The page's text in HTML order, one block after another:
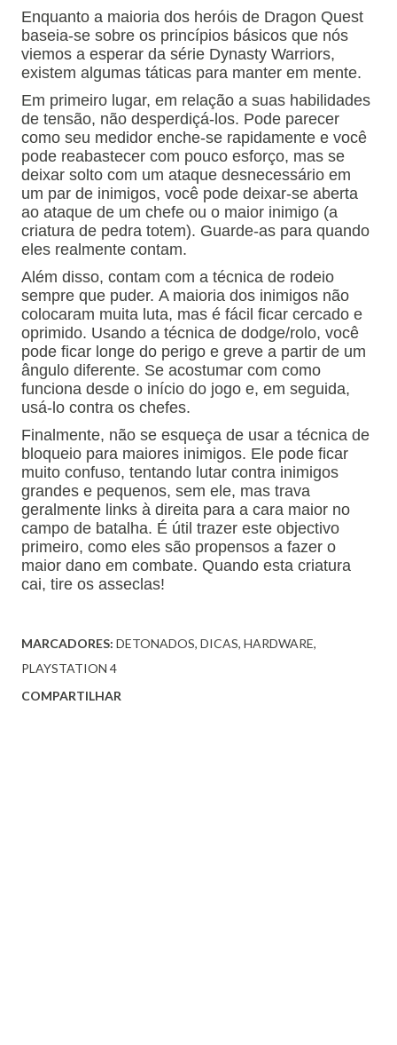
Enquanto a maioria dos heróis de Dragon Quest
baseia-se sobre os princípios básicos que nós
viemos a esperar da série Dynasty Warriors,
existem algumas táticas para manter em mente.
Em primeiro lugar, em relação a suas habilidades
de tensão, não desperdiçá-los. Pode parecer
como seu medidor enche-se rapidamente e você
pode reabastecer com pouco esforço, mas se
deixar solto com um ataque desnecessário em
um par de inimigos, você pode deixar-se aberta
ao ataque de um chefe ou o maior inimigo (a
criatura de pedra totem). Guarde-as para quando
eles realmente contam.
Além disso, contam com a técnica de rodeio
sempre que puder. A maioria dos inimigos não
colocaram muita luta, mas é fácil ficar cercado e
oprimido. Usando a técnica de dodge/rolo, você
pode ficar longe do perigo e greve a partir de um
ângulo diferente. Se acostumar com como
funciona desde o início do jogo e, em seguida,
usá-lo contra os chefes.
Finalmente, não se esqueça de usar a técnica de
bloqueio para maiores inimigos. Ele pode ficar
muito confuso, tentando lutar contra inimigos
grandes e pequenos, sem ele, mas trava
geralmente links à direita para a cara maior no
campo de batalha. É útil trazer este objectivo
primeiro, como eles são propensos a fazer o
maior dano em combate. Quando esta criatura
cai, tire os asseclas!
MARCADORES: DETONADOS DICAS HARDWARE
PLAYSTATION 4
COMPARTILHAR